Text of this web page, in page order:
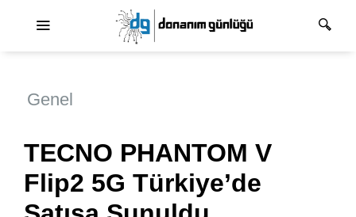
Genel
TECNO PHANTOM V
Flip2 5G Türkiye’de